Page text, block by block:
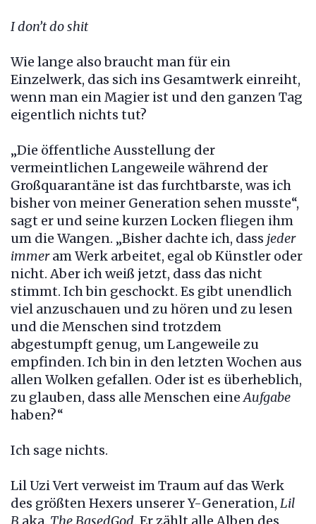
I don’t do shit
Wie lange also braucht man für ein
Einzelwerk, das sich ins Gesamtwerk einreiht,
wenn man ein Magier ist und den ganzen Tag
eigentlich nichts tut?
„Die öffentliche Ausstellung der
vermeintlichen Langeweile während der
Großquarantäne ist das furchtbarste, was ich
bisher von meiner Generation sehen musste“,
sagt er und seine kurzen Locken fliegen ihm
um die Wangen. „Bisher dachte ich, dass jeder
immeram Werk arbeitet, egal ob Künstler oder
nicht. Aber ich weiß jetzt, dass das nicht
stimmt. Ich bin geschockt. Es gibt unendlich
viel anzuschauen und zu hören und zu lesen
und die Menschen sind trotzdem
abgestumpft genug, um Langeweile zu
empfinden. Ich bin in den letzten Wochen aus
allen Wolken gefallen. Oder ist es überheblich,
zu glauben, dass alle Menschen eineAufgabe
haben?“
Ich sage nichts.
Lil Uzi Vert verweist im Traum auf das Werk
des größten Hexers unserer Y-Generation, Lil